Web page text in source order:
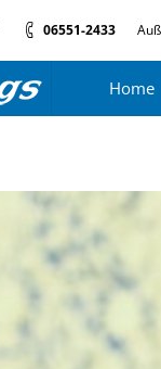
06551-2433
Home